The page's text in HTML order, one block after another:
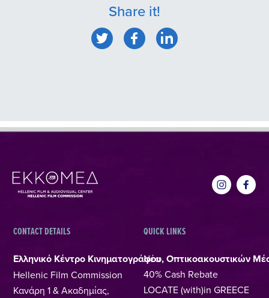
Share it!
CONTACT DETAILS
Ελληνικό Κέντρο Κινηματογράφου, Οπτικοακουστικών
Hellenic Film Commission
Κανάρη 1 & Ακαδημίας,
QUICK LINKS
Νέα
40% Cash Rebate
LOCATE (with)in GREECE